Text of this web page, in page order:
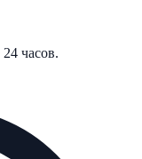
часов.